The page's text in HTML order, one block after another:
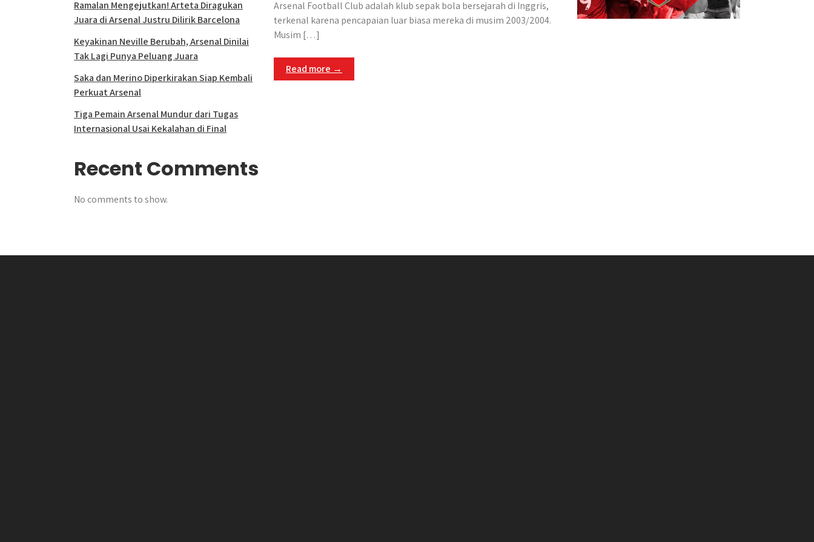
Arsenal Football Club adalah klub sepak bola bersejarah di Inggris,
terkenal karena pencapaian luar biasa mereka di musim 2003/2004.
Musim […]
Read more →
Ramalan Mengejutkan! Arteta Diragukan
Juara di Arsenal Justru Dilirik Barcelona
Keyakinan Neville Berubah, Arsenal Dinilai
Tak Lagi Punya Peluang Juara
Saka dan Merino Diperkirakan Siap Kembali
Perkuat Arsenal
Tiga Pemain Arsenal Mundur dari Tugas
Internasional Usai Kekalahan di Final
Recent Comments
No comments to show.